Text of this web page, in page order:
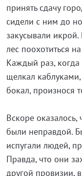
принять сдачу
сидели с ним до
закусывали икрой.
лес поохотиться
Каждый раз, когда
щелкал
бокал, произнося
Вскоре оказалось,
были неправдой.
испугали людей,
Правда, что они
другой провизии,